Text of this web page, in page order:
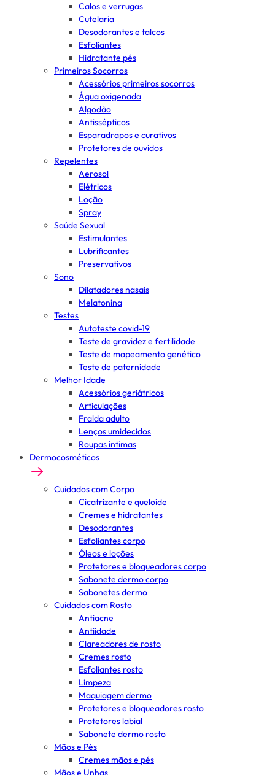
Calos e verrugas
Cutelaria
Desodorantes e talcos
Esfoliantes
Hidratante pés
Primeiros Socorros
Acessórios primeiros socorros
Água oxigenada
Algodão
Antissépticos
Esparadrapos e curativos
Protetores de ouvidos
Repelentes
Aerosol
Elétricos
Loção
Spray
Saúde Sexual
Estimulantes
Lubrificantes
Preservativos
Sono
Dilatadores nasais
Melatonina
Testes
Autoteste covid-19
Teste de gravidez e fertilidade
Teste de mapeamento genético
Teste de paternidade
Melhor Idade
Acessórios geriátricos
Articulações
Fralda adulto
Lenços umidecidos
Roupas íntimas
Dermocosméticos
Cuidados com Corpo
Cicatrizante e queloide
Cremes e hidratantes
Desodorantes
Esfoliantes corpo
Óleos e loções
Protetores e bloqueadores corpo
Sabonete dermo corpo
Sabonetes dermo
Cuidados com Rosto
Antiacne
Antiidade
Clareadores de rosto
Cremes rosto
Esfoliantes rosto
Limpeza
Maquiagem dermo
Protetores e bloqueadores rosto
Protetores labial
Sabonete dermo rosto
Mãos e Pés
Cremes mãos e pés
Mãos e Unhas